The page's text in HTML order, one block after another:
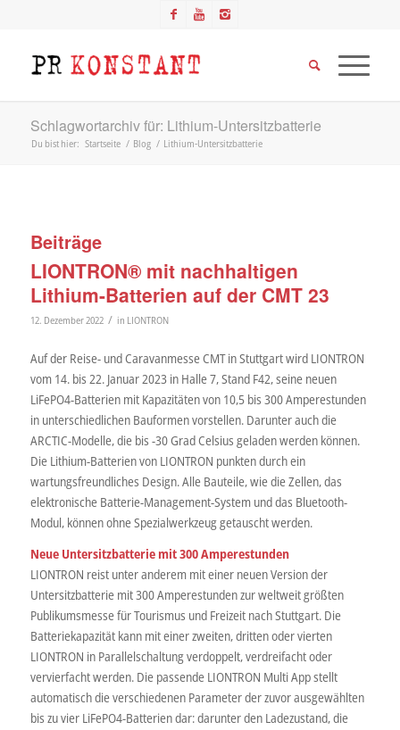
Schlagwortarchiv für: Lithium-Untersitzbatterie
Du bist hier: Startseite / Blog / Lithium-Untersitzbatterie
Beiträge
LIONTRON® mit nachhaltigen
Lithium-Batterien auf der CMT 23
12. Dezember 2022 / in LIONTRON
Auf der Reise- und Caravanmesse CMT in Stuttgart wird LIONTRON
vom 14. bis 22. Januar 2023 in Halle 7, Stand F42, seine neuen
LiFePO4-Batterien mit Kapazitäten von 10,5 bis 300 Amperestunden
in unterschiedlichen Bauformen vorstellen. Darunter auch die
ARCTIC-Modelle, die bis -30 Grad Celsius geladen werden können.
Die Lithium-Batterien von LIONTRON punkten durch ein
wartungsfreundliches Design. Alle Bauteile, wie die Zellen, das
elektronische Batterie-Management-System und das Bluetooth-
Modul, können ohne Spezialwerkzeug getauscht werden.
Neue Untersitzbatterie mit 300 Amperestunden
LIONTRON reist unter anderem mit einer neuen Version der
Untersitzbatterie mit 300 Amperestunden zur weltweit größten
Publikumsmesse für Tourismus und Freizeit nach Stuttgart. Die
Batteriekapazität kann mit einer zweiten, dritten oder vierten
LIONTRON in Parallelschaltung verdoppelt, verdreifacht oder
vervierfacht werden. Die passende LIONTRON Multi App stellt
automatisch die verschiedenen Parameter der zuvor ausgewählten
bis zu vier LiFePO4-Batterien dar: darunter den Ladezustand, die